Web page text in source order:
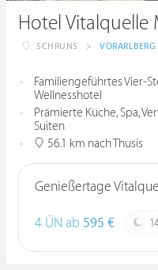
Hotel Vitalquelle
SCHRUNS > VORARLBERG
Familiengeführtes Vier-
Wellnesshotel
Prämierte Küche, Spa,
Suiten
56.1 km nach Thusis
Genießertage
4 ÜN ab 595 €